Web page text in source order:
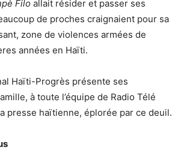
Filo allait résider et passer ses
de proches craignaient pour sa
zone de violences armées de
années en Haïti.
Haïti-Progrès présente ses
à toute l’équipe de Radio Télé
presse haïtienne, éplorée par ce deuil.